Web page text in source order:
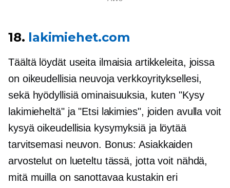
18. lakimiehet.com
Täältä löydät useita ilmaisia ​​artikkeleita, joissa
on oikeudellisia neuvoja verkkoyrityksellesi,
sekä hyödyllisiä ominaisuuksia, kuten "Kysy
lakimieheltä" ja "Etsi lakimies", joiden avulla voit
kysyä oikeudellisia kysymyksiä ja löytää
tarvitsemasi neuvon. Bonus: Asiakkaiden
arvostelut on lueteltu tässä, jotta voit nähdä,
mitä muilla on sanottavaa kustakin eri